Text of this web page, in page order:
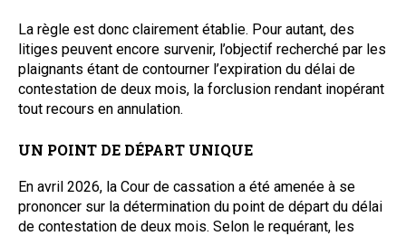
La règle est donc clairement établie. Pour autant, des
litiges peuvent encore survenir, l’objectif recherché par les
plaignants étant de contourner l’expiration du délai de
contestation de deux mois, la forclusion rendant inopérant
tout recours en annulation.
UN POINT DE DÉPART UNIQUE
En avril 2026, la Cour de cassation a été amenée à se
prononcer sur la détermination du point de départ du délai
de contestation de deux mois. Selon le requérant, les